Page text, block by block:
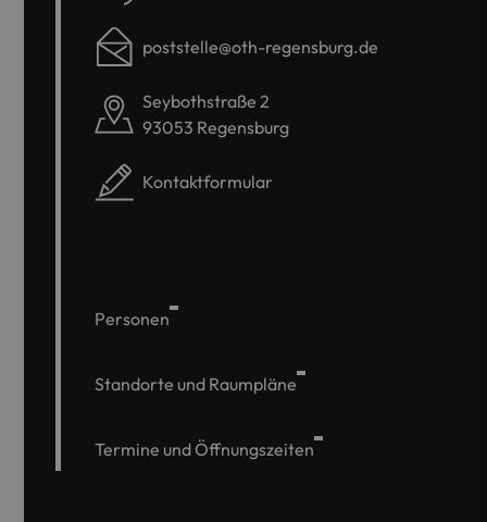
poststelle@oth-regensburg.de
Seybothstraße 2
93053 Regensburg
Kontaktformular
Personen
Standorte und Raumpläne
Termine und Öffnungszeiten